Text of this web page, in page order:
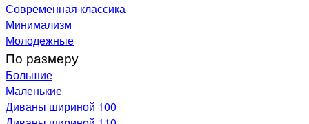
Современная классика
Минимализм
Молодежные
По размеру
Большие
Маленькие
Диваны шириной 100